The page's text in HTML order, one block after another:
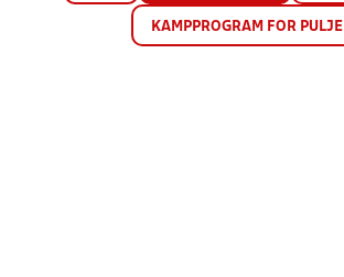
KAMPPROGRAM FOR PULJE